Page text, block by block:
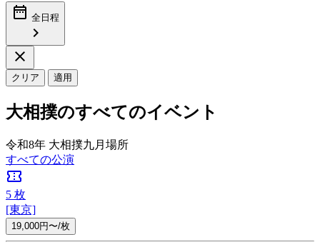
date_range 全日程
chevron_right
close
クリア 適用
大相撲のすべてのイベント
令和8年 大相撲九月場所
すべての公演
confirmation_number
5 枚
[東京]
19,000円〜/枚